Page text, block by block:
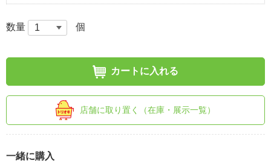
数量 個
カートに入れる
店舗に取り置く（在庫・展示一覧）
一緒に購入